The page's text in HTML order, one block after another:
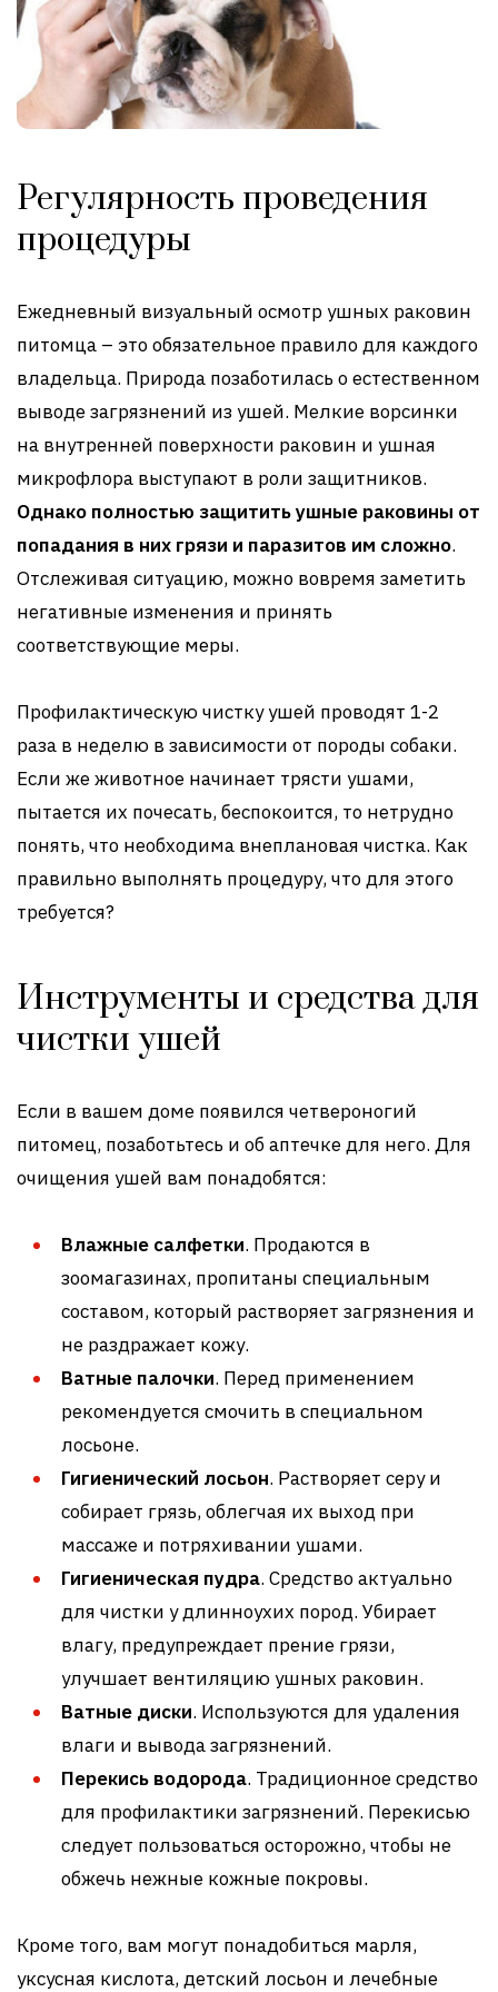
Регулярность проведения
процедуры
Ежедневный визуальный осмотр ушных раковин
питомца – это обязательное правило для каждого
владельца. Природа позаботилась о естественном
выводе загрязнений из ушей. Мелкие ворсинки
на внутренней поверхности раковин и ушная
микрофлора выступают в роли защитников.
Однако полностью защитить ушные раковины от
попадания в них грязи и паразитов им сложно.
Отслеживая ситуацию, можно вовремя заметить
негативные изменения и принять
соответствующие меры.
Профилактическую чистку ушей проводят 1-2
раза в неделю в зависимости от породы собаки.
Если же животное начинает трясти ушами,
пытается их почесать, беспокоится, то нетрудно
понять, что необходима внеплановая чистка. Как
правильно выполнять процедуру, что для этого
требуется?
Инструменты и средства для
чистки ушей
Если в вашем доме появился четвероногий
питомец, позаботьтесь и об аптечке для него. Для
очищения ушей вам понадобятся:
Влажные салфетки. Продаются в
зоомагазинах, пропитаны специальным
составом, который растворяет загрязнения и
не раздражает кожу.
Ватные палочки. Перед применением
рекомендуется смочить в специальном
лосьоне.
Гигиенический лосьон. Растворяет серу и
собирает грязь, облегчая их выход при
массаже и потряхивании ушами.
Гигиеническая пудра. Средство актуально
для чистки у длинноухих пород. Убирает
влагу, предупреждает прение грязи,
улучшает вентиляцию ушных раковин.
Ватные диски. Используются для удаления
влаги и вывода загрязнений.
Перекись водорода. Традиционное средство
для профилактики загрязнений. Перекисью
следует пользоваться осторожно, чтобы не
обжечь нежные кожные покровы.
Кроме того, вам могут понадобиться марля,
уксусная кислота, детский лосьон и лечебные